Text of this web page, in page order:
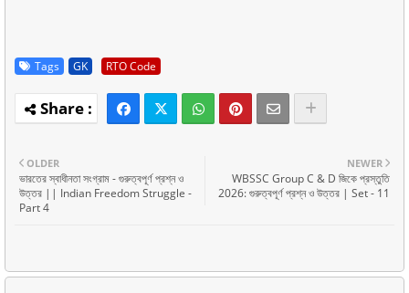
Tags GK RTO Code
NEWER
WBSSC Group C & D জিকে প্রস্তুতি
2026: গুরুত্বপূর্ণ প্রশ্ন ও উত্তর | Set - 11
OLDER
ভারতের স্বাধীনতা সংগ্রাম - গুরুত্বপূর্ণ প্রশ্ন ও
উত্তর || Indian Freedom Struggle -
Part 4